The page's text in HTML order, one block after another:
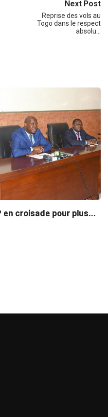
Next Post
Reprise des vols au
Togo dans le respect
absolu…
Gestion concertée et